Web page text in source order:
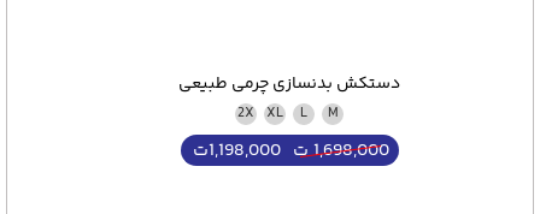
دستکش بدنسازی چرمی طبیعی
M
L
XL
2X
1,698,000ت 1,198,000ت